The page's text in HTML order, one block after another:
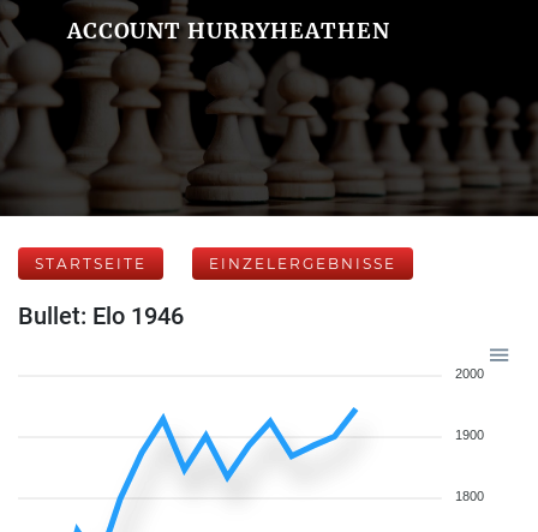
ACCOUNT HURRYHEATHEN
STARTSEITE EINZELERGEBNISSE
Bullet: Elo 1946
2000
1900
1800